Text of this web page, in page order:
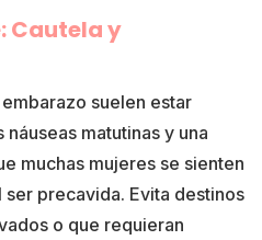
Cautela y
suelen estar
matutinas y una
muchas mujeres se sienten
precavida. Evita destinos
o que requieran